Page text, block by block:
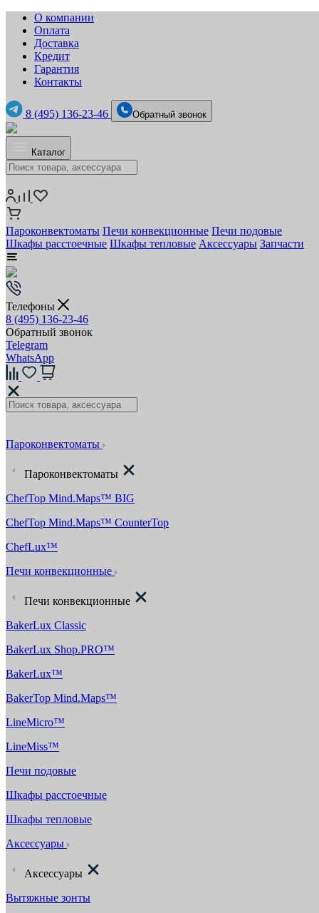
О компании
Оплата
Доставка
Кредит
Гарантия
Контакты
8 (495) 136-23-46 Обратный звонок
Каталог
Пароконвектоматы Печи конвекционные Печи подовые
Шкафы расстоечные Шкафы тепловые Аксессуары Запчасти
Телефоны
8 (495) 136-23-46
Обратный звонок
Telegram
WhatsApp
Пароконвектоматы
Пароконвектоматы
ChefTop Mind.Maps™ BIG
ChefTop Mind.Maps™ CounterTop
ChefLux™
Печи конвекционные
Печи конвекционные
BakerLux Classic
BakerLux Shop.PRO™
BakerLux™
BakerTop Mind.Maps™
LineMicro™
LineMiss™
Печи подовые
Шкафы расстоечные
Шкафы тепловые
Аксессуары
Аксессуары
Вытяжные зонты